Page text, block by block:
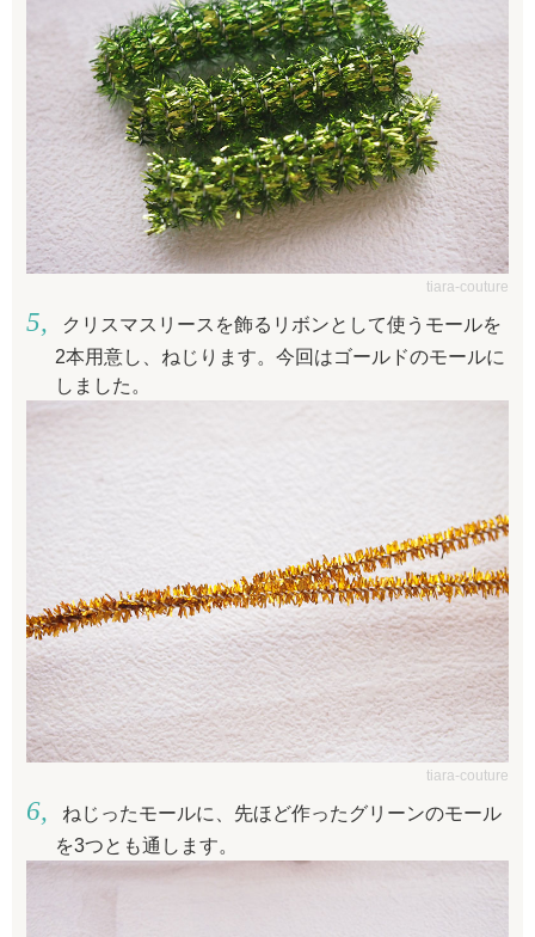
tiara-couture
クリスマスリースを飾るリボンとして使うモールを
2本用意し、ねじります。今回はゴールドのモールに
しました。
tiara-couture
ねじったモールに、先ほど作ったグリーンのモール
を3つとも通します。